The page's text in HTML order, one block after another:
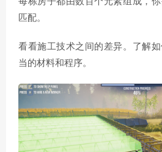
匹配。
看看施工技术之间的差异。了解
当的材料和程序。